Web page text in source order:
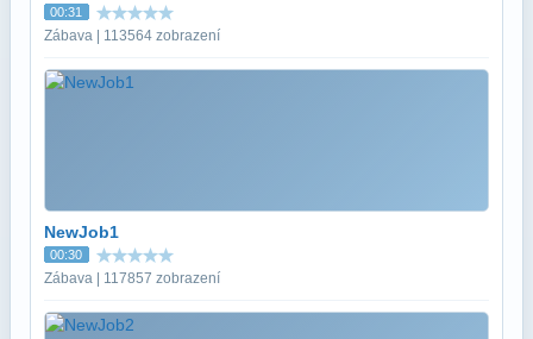
00:31
Zábava | 113564 zobrazení
NewJob1
00:30
Zábava | 117857 zobrazení